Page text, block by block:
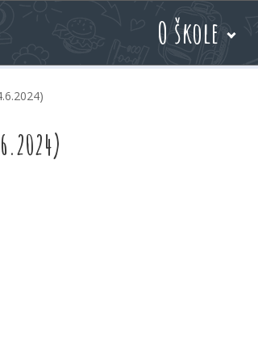
O škole